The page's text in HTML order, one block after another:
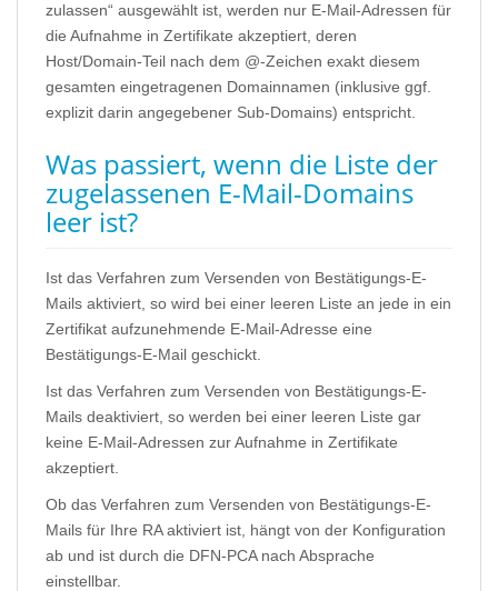
zulassen“ ausgewählt ist, werden nur E-Mail-Adressen für
die Aufnahme in Zertifikate akzeptiert, deren
Host/Domain-Teil nach dem @-Zeichen exakt diesem
gesamten eingetragenen Domainnamen (inklusive ggf.
explizit darin angegebener Sub-Domains) entspricht.
Was passiert, wenn die Liste der
zugelassenen E-Mail-Domains
leer ist?
Ist das Verfahren zum Versenden von Bestätigungs-E-
Mails aktiviert, so wird bei einer leeren Liste an jede in ein
Zertifikat aufzunehmende E-Mail-Adresse eine
Bestätigungs-E-Mail geschickt.
Ist das Verfahren zum Versenden von Bestätigungs-E-
Mails deaktiviert, so werden bei einer leeren Liste gar
keine E-Mail-Adressen zur Aufnahme in Zertifikate
akzeptiert.
Ob das Verfahren zum Versenden von Bestätigungs-E-
Mails für Ihre RA aktiviert ist, hängt von der Konfiguration
ab und ist durch die DFN-PCA nach Absprache
einstellbar.